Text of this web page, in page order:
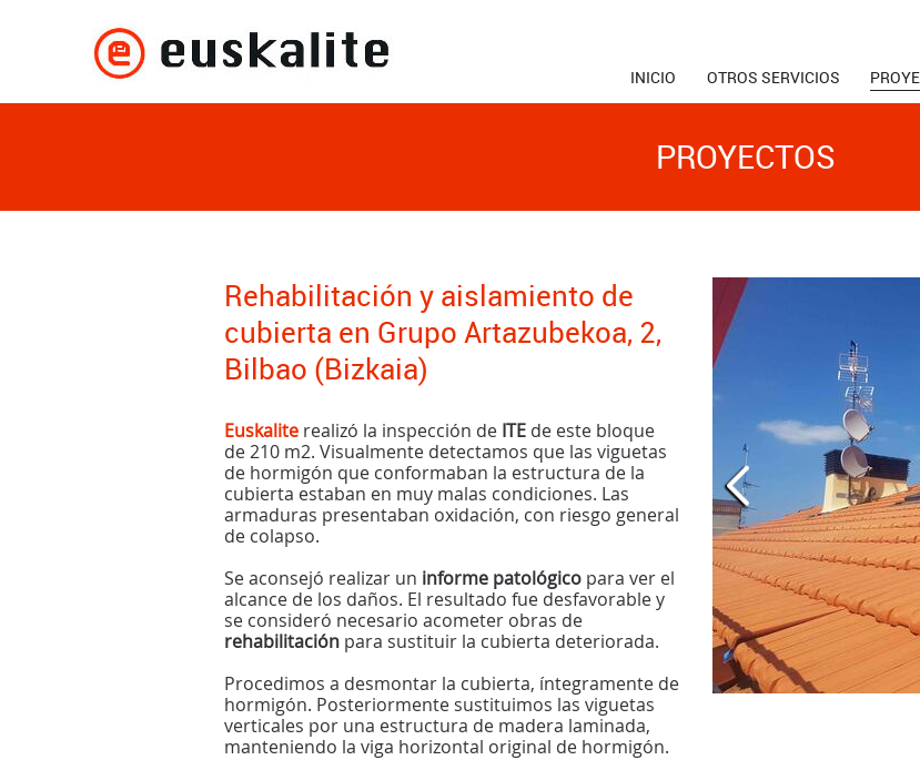
INICIO OTROS SERVICIOS
PROYECTOS
Rehabilitación y aislamiento de
cubierta en Grupo Artazubekoa, 2,
Bilbao (Bizkaia)
Euskalite realizó la inspección de ITE de este bloque
de 210 m2. Visualmente detectamos que las viguetas
de hormigón que conformaban la estructura de la
cubierta estaban en muy malas condiciones. Las
armaduras presentaban oxidación, con riesgo general
de colapso.
Se aconsejó realizar un informe patológico para ver el
alcance de los daños. El resultado fue desfavorable y
se consideró necesario acometer obras de
rehabilitación para sustituir la cubierta deteriorada.
Procedimos a desmontar la cubierta, íntegramente de
hormigón. Posteriormente sustituimos las viguetas
verticales por una estructura de madera laminada,
manteniendo la viga horizontal original de hormigón.